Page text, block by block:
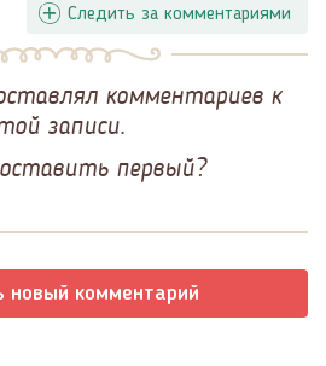
Следить за комментариями
комментариев к
записи.
первый?
новый комментарий